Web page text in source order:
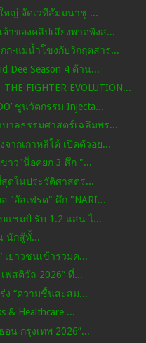
หญ่ จัดเวทีสัมมนาชู ...
าของคลิปเสียงพาดพิงส...
ก-แม่น้ำโขงกับวิกฤตสาร...
Dee Season 4 ต้าน...
FIGHTER EVOLUTION...
ชูนวัตกรรม Injecta...
าลธรรมศาสตร์เฉลิมพร...
จากเกาหลีใต้ เปิดตัวอย...
าว"น็อคยก 3 ศึก "...
สุดในประวัติศาสตร...
"อัลเฟรด" ศึก "NARI...
แชมป์ รับ 1.2 แสน ไ...
นักสู้ทั้...
เยาวชนเข้าร่วมค...
ฟสติวัล 2026” ที่...
ง “ความชื้นสะสม...
& Healthcare ...
น กรุงเทพ 2026”...